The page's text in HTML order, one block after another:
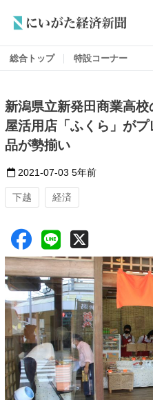
総合トップ 特設コーナー
新潟県立新発田商業高
屋活用店「ふくら」が
品が勢揃い
2021-07-03 5年前
下越 経済